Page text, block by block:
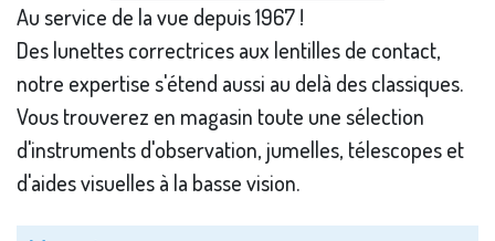
Au service de la vue depuis 1967 !
Des lunettes correctrices aux lentilles de contact,
notre expertise s'étend aussi au delà des classiques.
Vous trouverez en magasin toute une sélection
d'instruments d'observation, jumelles, télescopes et
d'aides visuelles à la basse vision.